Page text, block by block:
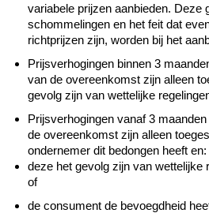
variabele prijzen aanbieden. Deze
schommelingen en het feit dat
richtprijzen zijn, worden bij het
Prijsverhogingen binnen 3
van de overeenkomst zijn alleen
gevolg zijn van wettelijke
Prijsverhogingen vanaf 3
de overeenkomst zijn alleen
ondernemer dit bedongen heeft en:
deze het gevolg zijn van wettelijke
of
de consument de bevoegdheid